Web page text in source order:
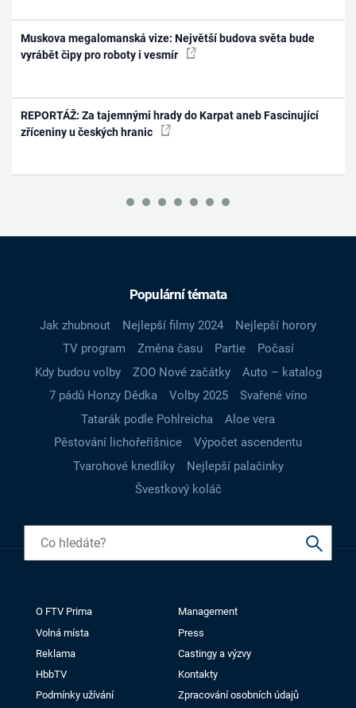
Muskova megalomanská vize: Největší budova světa bude
vyrábět čipy pro roboty i vesmír
REPORTÁŽ: Za tajemnými hrady do Karpat aneb Fascinující
zříceniny u českých hranic
Populární témata
Jak zhubnout Nejlepší filmy 2024
Nejlepší horory
TV program
Změna času Partie
Počasí
Kdy budou volby
ZOO Nové začátky
Auto – katalog
7 pádů Honzy Dědka
Volby 2025
Svařené víno
Tatarák podle Pohlreicha
Aloe vera
Pěstování lichořeřišnice
Výpočet ascendentu
Tvarohové knedlíky
Nejlepší palačinky
Švestkový koláč
O FTV Prima
Management
Volná místa
Press
Reklama
Castingy a výzvy
HbbTV
Kontakty
Podmínky užívání
Zpracování osobních údajů